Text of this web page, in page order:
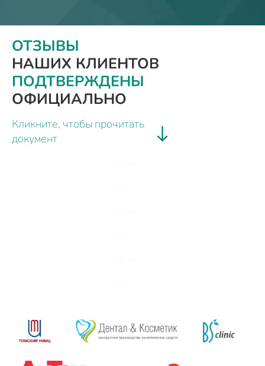
ОТЗЫВЫ
НАШИХ КЛИЕНТОВ
ПОДТВЕРЖДЕНЫ
ОФИЦИАЛЬНО
Кликните, чтобы прочитать
документ